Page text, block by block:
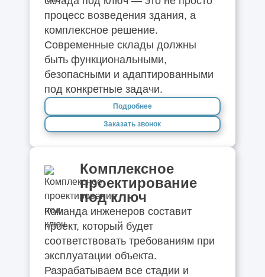
процесс возведения здания, а
комплексное решение.
Современные склады должны
быть функциональными,
безопасными и адаптированными
под конкретные задачи.
Подробнее
Заказать звонок
Комплексное
проектирование
под ключ
Команда инженеров составит
проект, который будет
соответствовать требованиям при
эксплуатации объекта.
Разрабатываем все стадии и